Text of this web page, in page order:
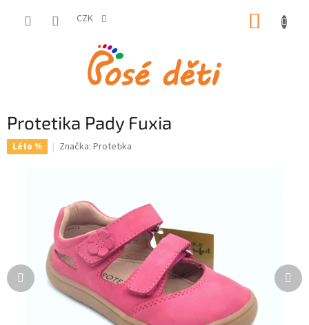
CZK
Protetika Pady Fuxia
Léto % Značka: Protetika